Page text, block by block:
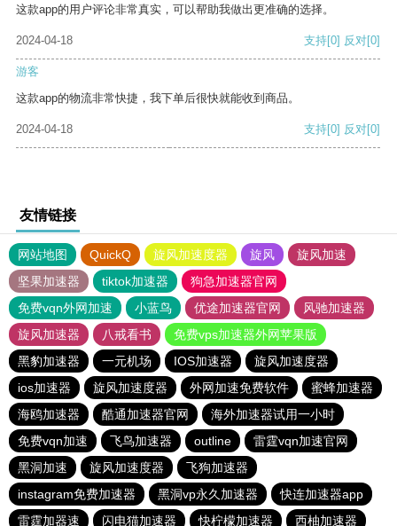
这款app的用户评论非常真实，可以帮助我做出更准确的选择。
2024-04-18 支持[0] 反对[0]
游客
这款app的物流非常快捷，我下单后很快就能收到商品。
2024-04-18 支持[0] 反对[0]
友情链接
网站地图 QuickQ 旋风加速度器 旋风
旋风加速
坚果加速器
tiktok加速器
狗急加速器官网
免费vqn外网加速
小蓝鸟 优途加速器官网
风驰加速器
旋风加速器
八戒看书
免费vps加速器外网苹果版
黑豹加速器
一元机场 IOS加速器
旋风加速度器
ios加速器
旋风加速度器 外网加速免费软件
蜜蜂加速器
海鸥加速器
酷通加速器官网
海外加速器试用一小时
免费vqn加速
飞鸟加速器 outline
雷霆vqn加速官网
黑洞加速
旋风加速度器
飞狗加速器
instagram免费加速器
黑洞vp永久加速器
快连加速器app
雷霆加器速
闪电猫加速器 快柠檬加速器 西柚加速器